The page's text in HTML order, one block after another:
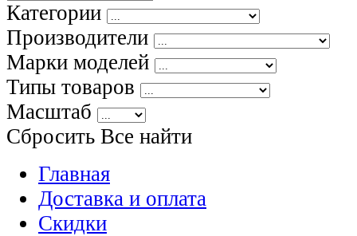
Категории
Производители
Марки моделей
Типы товаров
Масштаб
Сбросить Все найти
Главная
Доставка и оплата
Скидки